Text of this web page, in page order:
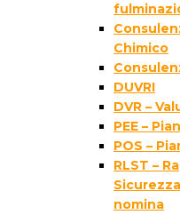
Chimico
DUVRI
DVR –
PEE –
POS –
RLST –
nomina